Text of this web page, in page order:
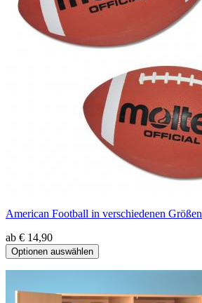
American Football in verschiedenen Größen
ab € 14,90